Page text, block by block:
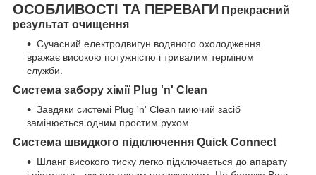
ОСОБЛИВОСТІ ТА ПЕРЕВАГИ Прекрасний
результат очищення
Сучасний електродвигун водяного охолодження
вражає високою потужністю і тривалим терміном
служби.
Система забору хімії Plug 'n' Clean
Завдяки системі Plug 'n' Clean миючий засіб
замінюється одним простим рухом.
Система швидкого підключення Quick Connect
Шланг високого тиску легко підключається до апарату